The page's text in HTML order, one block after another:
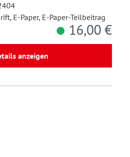
E-Paper, E-Paper-Teilbeitrag
16,00 €
anzeigen